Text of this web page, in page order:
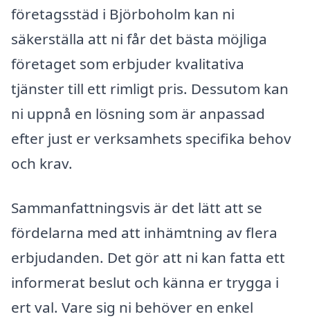
företagsstäd i Björboholm kan ni
säkerställa att ni får det bästa möjliga
företaget som erbjuder kvalitativa
tjänster till ett rimligt pris. Dessutom kan
ni uppnå en lösning som är anpassad
efter just er verksamhets specifika behov
och krav.
Sammanfattningsvis är det lätt att se
fördelarna med att inhämtning av flera
erbjudanden. Det gör att ni kan fatta ett
informerat beslut och känna er trygga i
ert val. Vare sig ni behöver en enkel